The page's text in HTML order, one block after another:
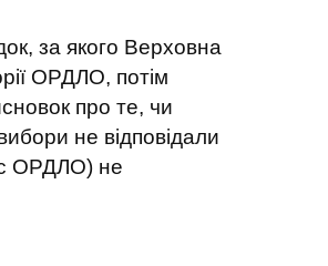
за якого Верховна
ОРДЛО, потім
про те, чи
не відповідали
ОРДЛО) не